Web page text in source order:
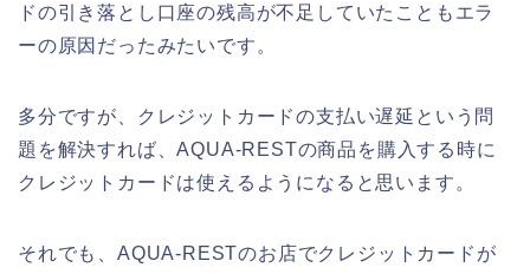
ドの引き落とし口座の残高が不足していたこともエラ
ーの原因だったみたいです。
多分ですが、クレジットカードの支払い遅延という問
題を解決すれば、AQUA-RESTの商品を購入する時に
クレジットカードは使えるようになると思います。
それでも、AQUA-RESTのお店でクレジットカードが